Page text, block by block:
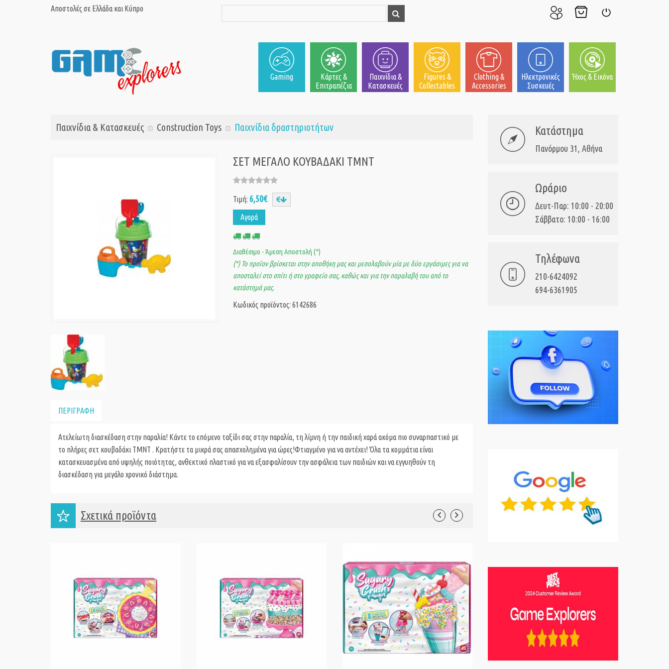
Αποστολές σε Ελλάδα και Κύπρο
μου
Gaming
Κάρτες &
Επιτραπέζια
Παιχνίδια &
Κατασκευές
Figures &
Collectables
Clothing &
Accessories
Ηλεκτρονικές
Συσκευές
Ήχος & Εικόνα
Παιχνίδια & Κατασκευές Construction Toys Παιχνίδια δραστηριοτήτων
ΣΕΤ ΜΕΓΑΛΟ KΟΥΒΑΔΑΚΙ TMNT
Τιμή: 6,50€
Αγορά
Διαθέσιμο - Άμεση Αποστολή (*)
(*) Το προϊον βρίσκεται στην αποθήκη μας και μεσολαβούν μία με δύο εργάσιμες για να
αποσταλεί στο σπίτι ή στο γραφείο σας, καθώς και για την παραλαβή του από το
κατάστημά μας.
Κωδικός προϊόντος: 6142686
ΠΕΡΙΓΡΑΦΗ
Ατελείωτη διασκέδαση στην παραλία! Κάντε το επόμενο ταξίδι σας στην παραλία, τη λίμνη ή την παιδική χαρά ακόμα πιο συναρπαστικό με
το πλήρες σετ κουβαδάκι TMNT . Κρατήστε τα μικρά σας απασχολημένα για ώρες!Φτιαγμένο για να αντέχει! Όλα τα κομμάτια είναι
κατασκευασμένα από υψηλής ποιότητας, ανθεκτικό πλαστικό για να εξασφαλίσουν την ασφάλεια των παιδιών και να εγγυηθούν τη
διασκέδαση για μεγάλο χρονικό διάστημα.
Σχετικά προϊόντα
Κατάστημα
Πανόρμου 31, Αθήνα
Ωράριο
Δευτ-Παρ: 10:00 - 20:00
Σάββατο: 10:00 - 16:00
Τηλέφωνα
210-6424092
694-6361905